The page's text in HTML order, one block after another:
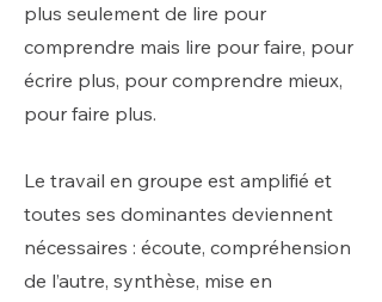
plus seulement de lire pour
comprendre mais lire pour faire, pour
écrire plus, pour comprendre mieux,
pour faire plus.
Le travail en groupe est amplifié et
toutes ses dominantes deviennent
nécessaires : écoute, compréhension
de l’autre, synthèse, mise en